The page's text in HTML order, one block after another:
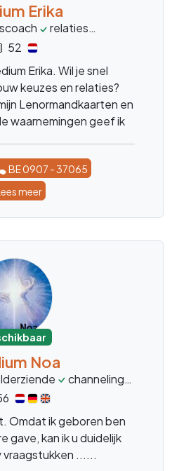
Erika
relaties
52
Erika. Wil je snel
keuzes en relaties?
Lenormandkaarten en
waarnemingen geef ik
in elk gesprek. Heb je
een luisterend oor?
BE 0907 - 37065
meer
Noa
channeling
Omdat ik geboren ben
gave, kan ik u duidelijk
vraagstukken ......